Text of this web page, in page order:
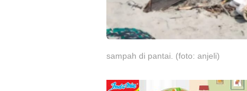
sampah di pantai. (foto: anjeli)